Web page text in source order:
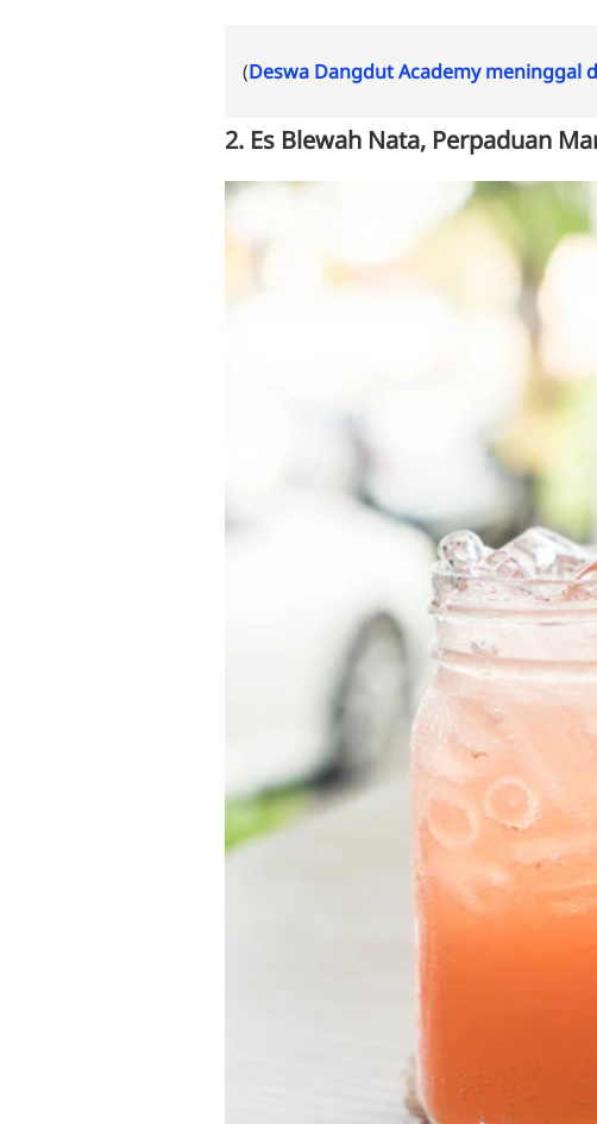
(Deswa Dangdut Academy meninggal
2. Es Blewah Nata, Perpaduan